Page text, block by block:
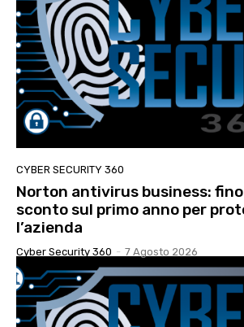
CYBER SECURITY 360
Norton antivirus business: fino
sconto sul primo anno per
l’azienda
Cyber Security 360 - 7 Agosto 2026